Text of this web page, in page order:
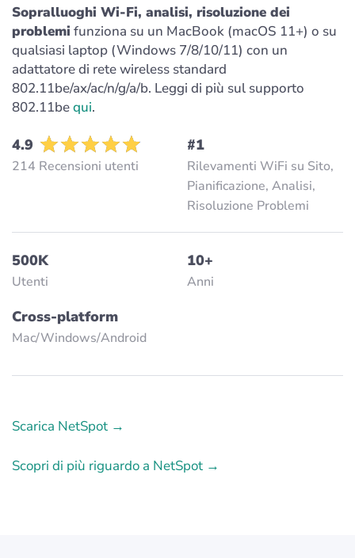
Sopralluoghi Wi-Fi, analisi, risoluzione dei
problemi funziona su un MacBook (macOS 11+) o su
qualsiasi laptop (Windows 7/8/10/11) con un
adattatore di rete wireless standard
802.11be/ax/ac/n/g/a/b. Leggi di più sul supporto
802.11bequi.
4.9
214 Recensioni utenti
#1
Rilevamenti WiFi su Sito,
Pianificazione, Analisi,
Risoluzione Problemi
500K
Utenti
10+
Anni
Cross-platform
Mac/Windows/Аndroid
Scarica NetSpot →
Scopri di più riguardo a NetSpot →